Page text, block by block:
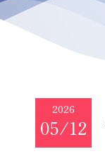
2026
05/12